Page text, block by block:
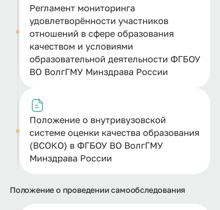
Регламент мониторинга
удовлетворённости участников
отношений в сфере образования
качеством и условиями
образовательной деятельности ФГБОУ
ВО ВолгГМУ Минздрава России
Положение о внутривузовской
системе оценки качества образования
(ВСОКО) в ФГБОУ ВО ВолгГМУ
Минздрава России
Положение о проведении самообследования